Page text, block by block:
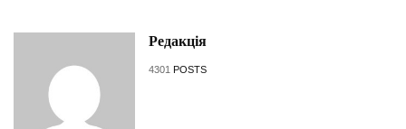
Редакція
4301 POSTS